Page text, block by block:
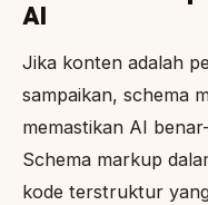
AI
Jika konten adalah
sampaikan, schema
memastikan AI
Schema markup
kode terstruktur